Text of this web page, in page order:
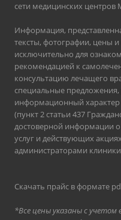
сети медицинских
Информация,
тексты, фотографии, цены и
исключительно для
рекомендацией к
консультацию лечащего
специальные
информационный
(пункт 2 статьи 437
достоверной информации о
услуг и действующих
администраторами
Скачать прайс в формате
*Все цены указаны с учетом